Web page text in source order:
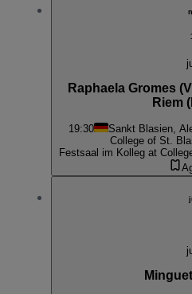
Raphaela Gromes
Riem
19:30 Sankt Blasien,
College of St.
Festsaal im Kolleg at